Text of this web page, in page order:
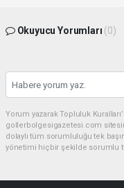
Okuyucu Yorumları (0)
Yorum yazarak Topluluk
gollerbolgesigazetesi.com
dolaylı tüm sorumluluğu tek
yönetimi hiçbir şekilde sorumlu